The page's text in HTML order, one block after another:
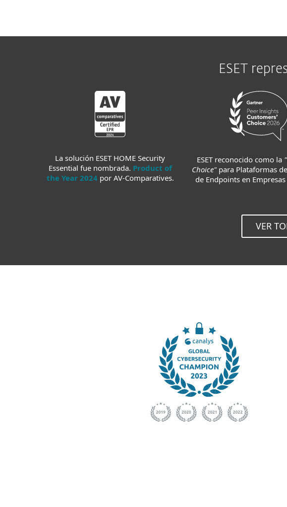
ESET
La solución ESET HOME Security
Essential fue nombrada. Product of
the Year 2024por AV-Comparatives.
ESET reconocido como la
Choice" para Plataformas
de Endpoints en
VER